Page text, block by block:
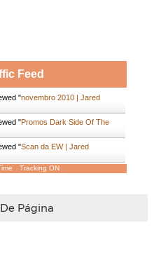
Feed
"novembro 2010 | Jared
"Promos Dark Side Of The
"Scan da EW | Jared
Tracking ON
Página